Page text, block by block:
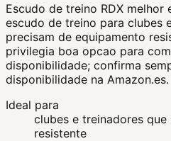
Escudo de treino RDX melhor
escudo de treino para clubes
precisam de equipamento
privilegia boa opcao para
disponibilidade; confirma
disponibilidade na Amazon.es.
Ideal para
clubes e treinadores
resistente